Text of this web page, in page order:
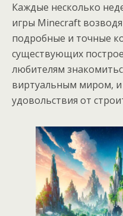
Каждые несколько
игры Minecraft
подробные и точные
существующих
любителям
виртуальным миром, и
удовольствия от